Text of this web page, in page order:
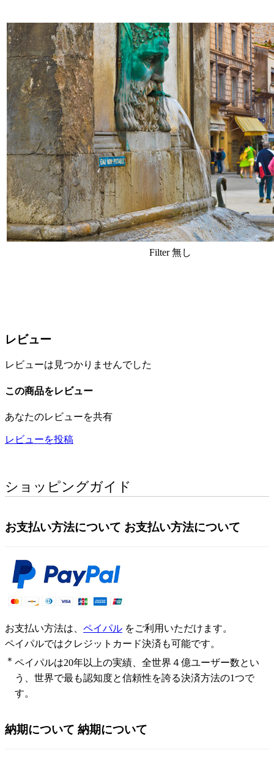
Filter 無し
レビュー
レビューは見つかりませんでした
この商品をレビュー
あなたのレビューを共有
レビューを投稿
ショッピングガイド
お支払い方法について お支払い方法について
お支払い方法は、 ペイパル をご利用いただけます。
ペイパルではクレジットカード決済も可能です。
＊ ペイパルは20年以上の実績、全世界４億ユーザー数とい
う、世界で最も認知度と信頼性を誇る決済方法の1つで
す。
納期について 納期について